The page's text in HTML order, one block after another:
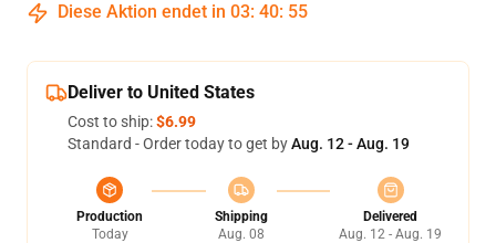
Diese Aktion endet in 03: 40: 54
Deliver to United States
Cost to ship:$6.99
Standard - Order today to get byAug. 12 - Aug. 19
Production
Today
Shipping
Aug. 08
Delivered
Aug. 12 - Aug. 19